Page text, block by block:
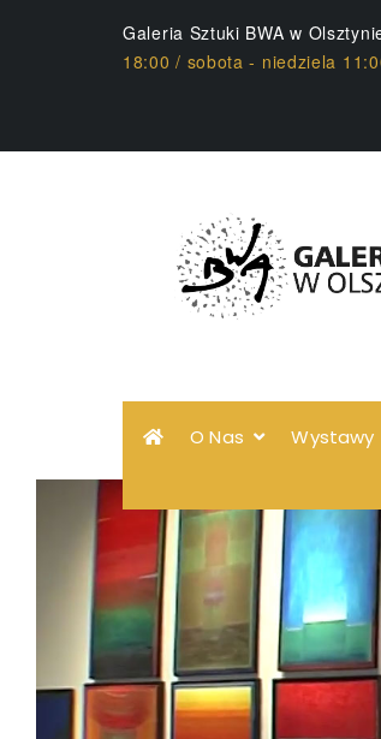
Galeria Sztuki BWA w
18:00 / sobota - niedziela
O Nas Wystawy